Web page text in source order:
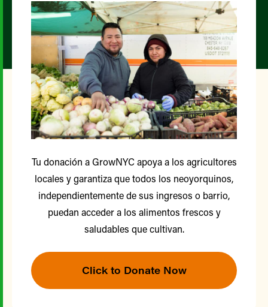
Tu donación a GrowNYC apoya a los agricultores
locales y garantiza que todos los neoyorquinos,
independientemente de sus ingresos o barrio,
puedan acceder a los alimentos frescos y
saludables que cultivan.
Click to Donate Now